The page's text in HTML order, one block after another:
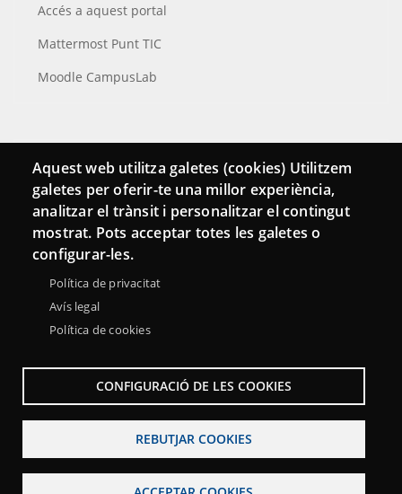
Accés a aquest portal
Mattermost Punt TIC
Moodle CampusLab
Connecta
Bustia de contacte
Butlletins
Aquest web utilitza galetes (cookies) Utilitzem
galetes per oferir-te una millor experiència,
analitzar el trànsit i personalitzar el contingut
mostrat. Pots acceptar totes les galetes o
configurar-les.
Política de privacitat
Avís legal
Política de cookies
CONFIGURACIÓ DE LES COOKIES
REBUTJAR COOKIES
Menu
Sobre la Xarxa Punttic Avís legal Accessibilitat